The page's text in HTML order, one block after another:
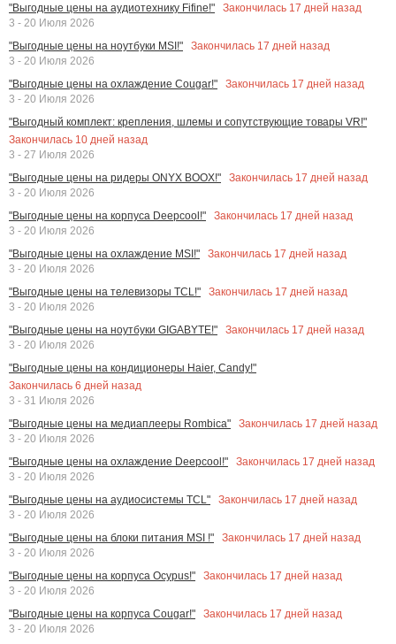
"Выгодные цены на аудиотехнику Fifine!"
Закончилась 17 дней назад
3 - 20 Июля 2026
"Выгодные цены на ноутбуки MSI!"
Закончилась 17 дней назад
3 - 20 Июля 2026
"Выгодные цены на охлаждение Cougar!"
Закончилась 17 дней назад
3 - 20 Июля 2026
"Выгодный комплект: крепления, шлемы и сопутствующие товары VR!"
Закончилась 10 дней назад
3 - 27 Июля 2026
"Выгодные цены на ридеры ONYX BOOX!"
Закончилась 17 дней назад
3 - 20 Июля 2026
"Выгодные цены на корпуса Deepcool!"
Закончилась 17 дней назад
3 - 20 Июля 2026
"Выгодные цены на охлаждение MSI!"
Закончилась 17 дней назад
3 - 20 Июля 2026
"Выгодные цены на телевизоры TCL!"
Закончилась 17 дней назад
3 - 20 Июля 2026
"Выгодные цены на ноутбуки GIGABYTE!"
Закончилась 17 дней назад
3 - 20 Июля 2026
"Выгодные цены на кондиционеры Haier, Candy!"
Закончилась 6 дней назад
3 - 31 Июля 2026
"Выгодные цены на медиаплееры Rombica"
Закончилась 17 дней назад
3 - 20 Июля 2026
"Выгодные цены на охлаждение Deepcool!"
Закончилась 17 дней назад
3 - 20 Июля 2026
"Выгодные цены на аудиосистемы TCL"
Закончилась 17 дней назад
3 - 20 Июля 2026
"Выгодные цены на блоки питания MSI !"
Закончилась 17 дней назад
3 - 20 Июля 2026
"Выгодные цены на корпуса Ocypus!"
Закончилась 17 дней назад
3 - 20 Июля 2026
"Выгодные цены на корпуса Cougar!"
Закончилась 17 дней назад
3 - 20 Июля 2026